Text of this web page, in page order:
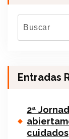
Entradas
2ª
cuidados